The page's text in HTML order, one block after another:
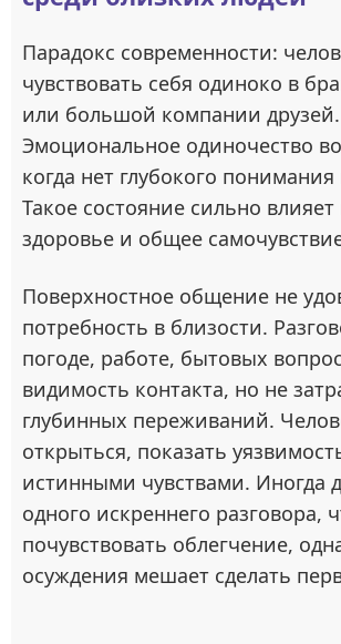
Парадокс современности:
чувствовать себя одиноко в
или большой компании друзей.
Эмоциональное одиночество
когда нет глубокого
Такое состояние сильно
здоровье и общее
Поверхностное общение не
потребность в близости.
погоде, работе, бытовых
видимость контакта, но не
глубинных переживаний.
открыться, показать
истинными чувствами. Иногда
одного искреннего разговора,
почувствовать облегчение,
осуждения мешает сделать